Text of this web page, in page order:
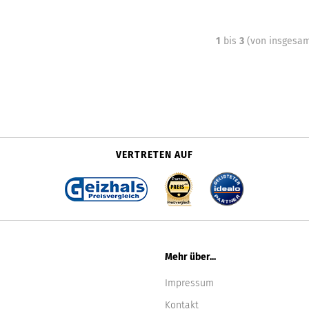
1 bis 3(von
VERTRETEN AUF
Mehr über...
Impressum
Kontakt